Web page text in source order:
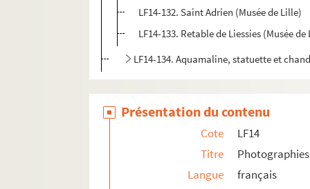
LF14-132. Saint Adrien (Musée de Lille)
LF14-133. Retable de Liessies (Musée
LF14-134. Aquamaline, statuette et
LF16. Facultés catholiques de Lille
LF17. Programmes de concerts
LF18. Brochures sur la musique à Lille
LF19. Musique à Lille
Présentation du contenu
Cote
LF14
Titre
Langue
français